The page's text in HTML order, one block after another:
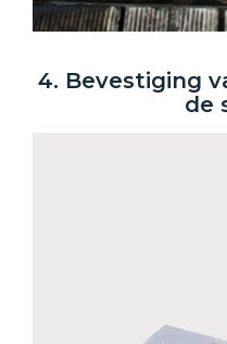
4. Bevestiging
de